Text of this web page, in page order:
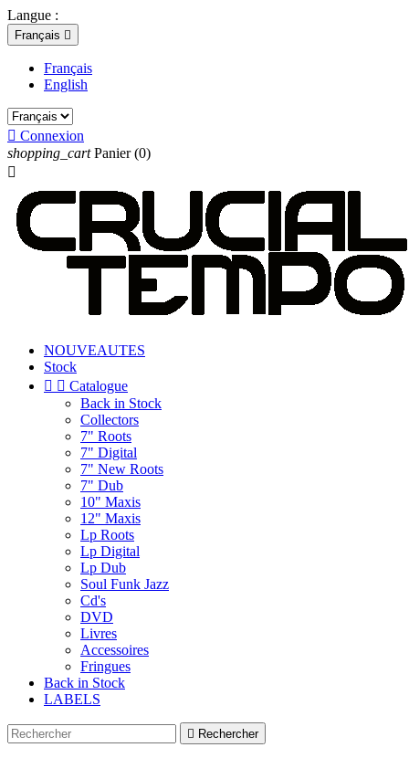
Langue :
Français 
Français
English
 Connexion
shopping_cart Panier (0)

NOUVEAUTES
Stock
  Catalogue
Back in Stock
Collectors
7" Roots
7" Digital
7" New Roots
7" Dub
10" Maxis
12" Maxis
Lp Roots
Lp Digital
Lp Dub
Soul Funk Jazz
Cd's
DVD
Livres
Accessoires
Fringues
Back in Stock
LABELS
 Rechercher